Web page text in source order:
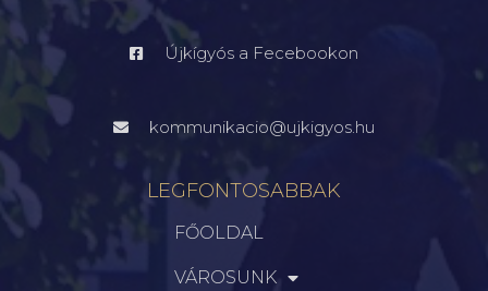
Újkígyós a Fecebookon
kommunikacio@ujkigyos.hu
LEGFONTOSABBAK
FŐOLDAL
VÁROSUNK